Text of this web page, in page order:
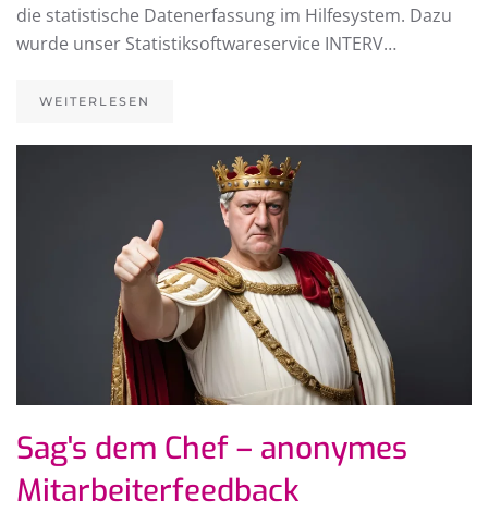
die statistische Datenerfassung im Hilfesystem. Dazu
wurde unser Statistiksoftwareservice INTERV…
WEITERLESEN
Sag's dem Chef – anonymes
Mitarbeiterfeedback